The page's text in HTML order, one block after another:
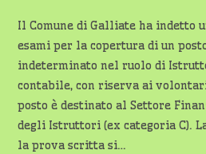
Il Comune di Galliate ha indetto
esami per la copertura di un
indeterminato nel ruolo di
contabile, con riserva ai
posto è destinato al Settore
degli Istruttori (ex categoria C).
la prova scritta si…